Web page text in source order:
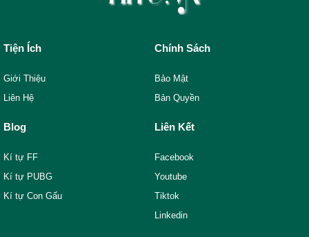
Tiện Ích
Giới Thiệu
Liên Hệ
Chính Sách
Bảo Mật
Bản Quyền
Blog
Kí tự FF
Kí tự PUBG
Kí tự Con Gấu
Liên Kết
Facebook
Youtube
Tiktok
Linkedin